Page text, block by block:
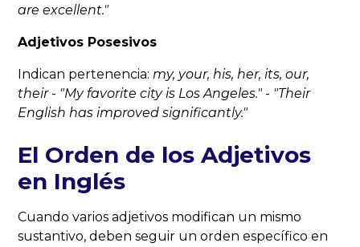
are excellent."
Adjetivos Posesivos
Indican pertenencia:my, your, his, her, its, our,
their- "Myfavorite city is Los Angeles."- "Their
English has improved significantly."
El Orden de los Adjetivos
en Inglés
Cuando varios adjetivos modifican un mismo
sustantivo, deben seguir un orden específico en